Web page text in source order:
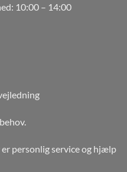
10:00 – 14:00
personlig service og hjælp